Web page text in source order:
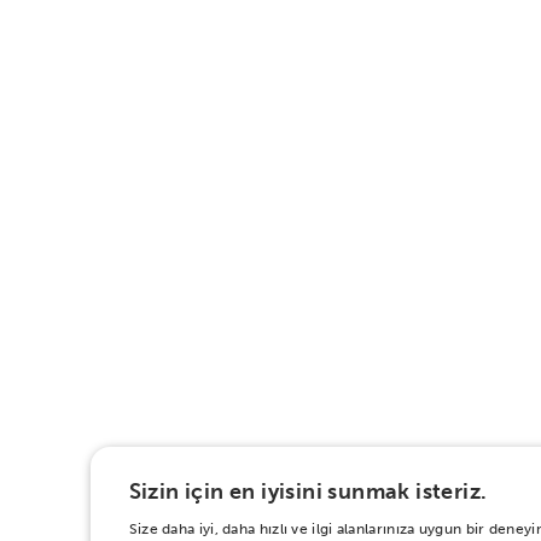
Sizin için en iyisini sunmak isteriz.
Size daha iyi, daha hızlı ve ilgi alanlarınıza uygun bir